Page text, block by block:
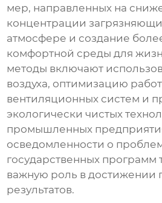
мер, направленных на
концентрации
атмосфере и создание
комфортной среды для
методы включают
воздуха, оптимизацию
вентиляционных систем и
экологически чистых
промышленных
осведомленности о
государственных программ
важную роль в достижении
результатов.